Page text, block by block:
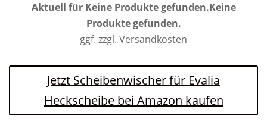
Aktuell für Keine Produkte gefunden.Keine
Produkte gefunden.
ggf. zzgl. Versandkosten
Jetzt Scheibenwischer für Evalia
Heckscheibe bei Amazon kaufen